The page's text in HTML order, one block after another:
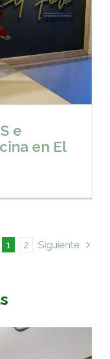
e
en El
1 2 Siguiente